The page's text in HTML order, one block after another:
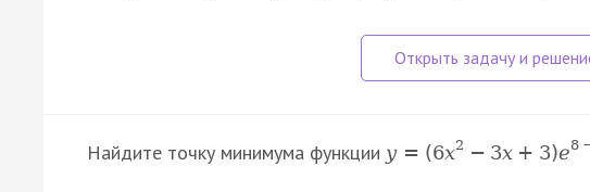
Найдите точку минимума функции y = (6x2 − 3x + 3)e8